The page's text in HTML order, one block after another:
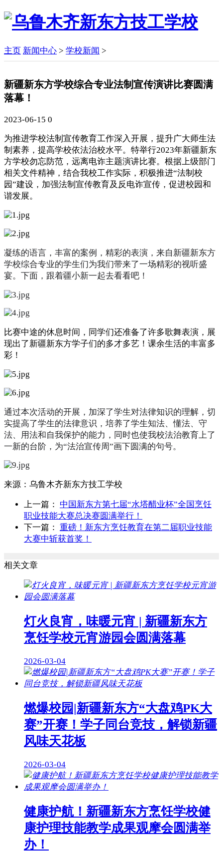
主页 新闻中心 > 学校新闻 >
新疆新东方学校综合专业法制宣传演讲比赛圆满
落幕！
2023-06-15 0
为推进学校法制宣传教育工作深入开展，提升广大师生法
制素养，提高学校依法治校水平。特举行2023年新疆新东
方学校勿忘防范，远离电诈主题演讲比赛。根据上级部门
相关文件精神，结合我校工作实际，积极推进“法制校
园”建设，加强法制宣传教育及反电诈宣传，促进校园和
谐发展。
凝练的语言，丰富的案例，精彩的表演，来自新疆新东方
学校综合专业的学生们为我们带来了一场精彩的视听盛
宴。下面，跟着疆小新一起去看看吧！
比赛中途的休息时间，同学们还准备了许多歌舞表演，展
现出了新疆新东方学子们的多才多艺！课余生活的丰富多
彩！
通过本次活动的开展，加深了学生对法律知识的理解，切
实提高了学生的法律意识，培养了学生知法、懂法、守
法、用法和自我保护的能力，同时也使我校法治教育上了
一新的台阶，为“法治宣传周”画下圆满的句号。
来源： 乌鲁木齐新东方技工学校
上一篇： 中国新东方第七届“水塔醋业杯”全国烹饪
职业技能大赛总决赛圆满举行！
下一篇： 重磅！新东方烹饪教育在第二届职业技能
大赛中斩获首奖！
相关文章
灯火良宵，味暖元宵 | 新疆新东方
烹饪学校元宵游园会圆满落幕
2026-03-04
燃爆校园|新疆新东方“大盘鸡PK大
赛”开赛！学子同台竞技，解锁新疆
风味天花板
2026-03-04
健康护航！新疆新东方烹饪学校健
康护理技能教学成果观摩会圆满举
办！